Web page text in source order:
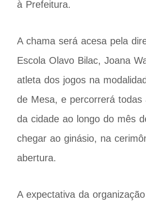
à Prefeitura.
A chama será acesa pela
Escola Olavo Bilac, Joana
atleta dos jogos na
de Mesa, e percorrerá todas
da cidade ao longo do mês
chegar ao ginásio, na
abertura.
A expectativa da